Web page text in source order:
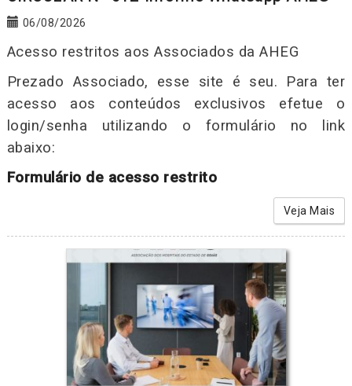
06/08/2026
Acesso restritos aos Associados da AHEG
Prezado Associado, esse site é seu. Para ter
acesso aos conteúdos exclusivos efetue o
login/senha utilizando o formulário no link
abaixo:
Formulário de acesso restrito
Veja Mais